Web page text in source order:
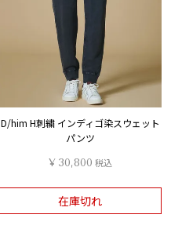
D/him H刺繍 インディゴ染スウェット
パンツ
¥ 30,800 税込
在庫切れ